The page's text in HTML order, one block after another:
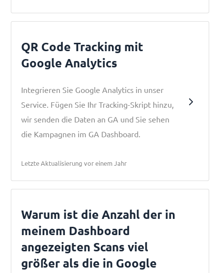
QR Code Tracking mit
Google Analytics
Integrieren Sie Google Analytics in unser
Service. Fügen Sie Ihr Tracking-Skript hinzu,
wir senden die Daten an GA und Sie sehen
die Kampagnen im GA Dashboard.
Letzte Aktualisierung vor einem Jahr
Warum ist die Anzahl der in
meinem Dashboard
angezeigten Scans viel
größer als die in Google